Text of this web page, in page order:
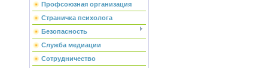
Профсоюзная организация
Страничка психолога
Безопасность
Служба медиации
Сотрудничество